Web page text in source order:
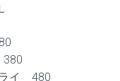
380
ライ 480